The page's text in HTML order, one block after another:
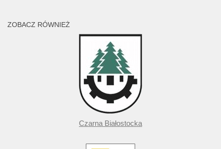
ZOBACZ RÓWNIEŻ
Czarna Białostocka